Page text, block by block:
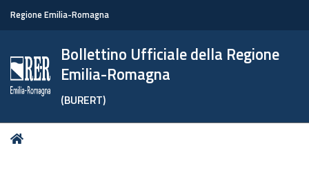
Regione Emilia-Romagna
Bollettino Ufficiale della Regione
Emilia-Romagna
(BURERT)
Tu